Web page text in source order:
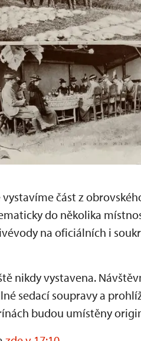
část z
do několika
na oficiálních i
nikdy vystavena.
sedací soupravy a
budou umístěny